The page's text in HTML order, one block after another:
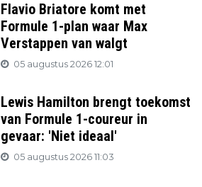
Flavio Briatore komt met
Formule 1-plan waar Max
Verstappen van walgt
05 augustus 2026 12:01
Lewis Hamilton brengt toekomst
van Formule 1-coureur in
gevaar: 'Niet ideaal'
05 augustus 2026 11:03